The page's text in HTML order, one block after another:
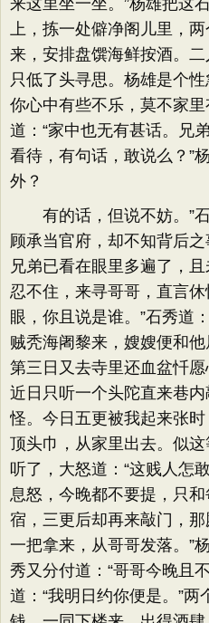
来这里坐一坐。”杨雄把这
上，拣一处僻净阁儿里，
来，安排盘馔海鲜按酒。
只低了头寻思。杨雄是个性
你心中有些不乐，莫不家
道：“家中也无有甚话。兄
看待，有句话，敢说么？”
外？
有的话，但说不妨。”石
顾承当官府，却不知背后
兄弟已看在眼里多遍了，
忍不住，来寻哥哥，直言
眼，你且说是谁。”石秀道
贼秃海阇黎来，嫂嫂便和他
第三日又去寺里还血盆忏
近日只听一个头陀直来巷
怪。今日五更被我起来张
顶头巾，从家里出去。似
听了，大怒道：“这贱人怎
息怒，今晚都不要提，只
宿，三更后却再来敲门，
一把拿来，从哥哥发落。”
秀又分付道：“哥哥今晚且
道：“我明日约你便是。”